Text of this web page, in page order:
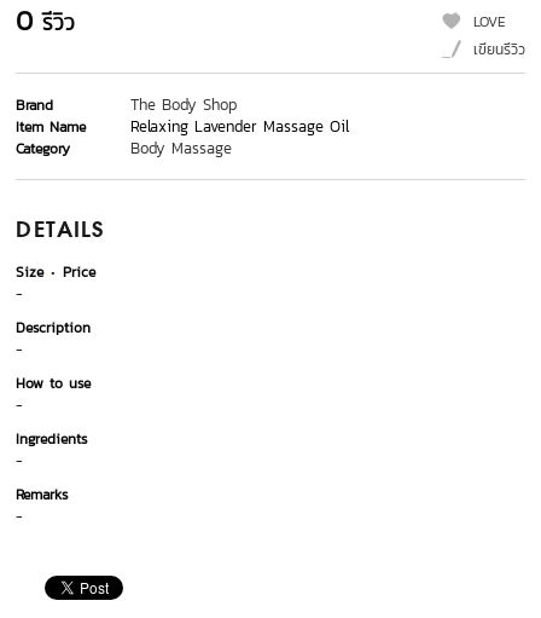
0 รีวิว
LOVE
เขียนรีวิว
Brand The Body Shop
Item Name Relaxing Lavender Massage Oil
Category Body Massage
DETAILS
Size
Price
-
Description
-
How to use
-
Ingredients
-
Remarks
-